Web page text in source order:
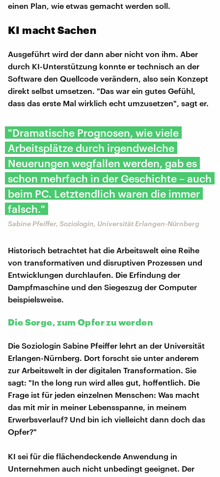
einen Plan, wie etwas gemacht werden soll.
KI macht Sachen
Ausgeführt wird der dann aber nicht von ihm. Aber
durch KI-Unterstützung konnte er technisch an der
Software den Quellcode verändern, also sein Konzept
direkt selbst umsetzen. "Das war ein gutes Gefühl,
dass das erste Mal wirklich echt umzusetzen", sagt er.
"Dramatische Prognosen, wie viele
Arbeitsplätze durch irgendwelche
Neuerungen wegfallen werden, gab es
schon mehrfach in der Geschichte – auch
beim PC. Letztendlich waren die immer
falsch."
Sabine Pfeiffer, Soziologin, Universität Erlangen-Nürnberg
Historisch betrachtet hat die Arbeitswelt eine Reihe
von transformativen und disruptiven Prozessen und
Entwicklungen durchlaufen. Die Erfindung der
Dampfmaschine und den Siegeszug der Computer
beispielsweise.
Die Sorge, zum Opfer zu werden
Die Soziologin Sabine Pfeiffer lehrt an der Universität
Erlangen-Nürnberg. Dort forscht sie unter anderem
zur Arbeitswelt in der digitalen Transformation. Sie
sagt: "In the long run wird alles gut, hoffentlich. Die
Frage ist für jeden einzelnen Menschen: Was macht
das mit mir in meiner Lebensspanne, in meinem
Erwerbsverlauf? Und bin ich vielleicht dann doch das
Opfer?"
KI sei für die flächendeckende Anwendung in
Unternehmen auch nicht unbedingt geeignet. Der